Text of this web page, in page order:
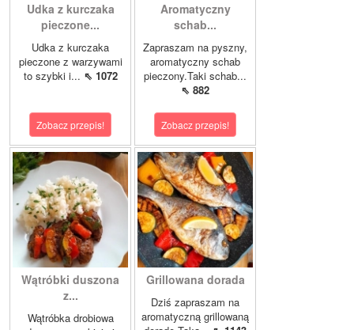
Udka z kurczaka
pieczone...
Udka z kurczaka
pieczone z warzywami
to szybki i... ⇖ 1072
Zobacz przepis!
Aromatyczny
schab...
Zapraszam na pyszny,
aromatyczny schab
pieczony.Taki schab...
⇖ 882
Zobacz przepis!
Wątróbki duszona
z...
Wątróbka drobiowa
Grillowana dorada
Dziś zapraszam na
aromatyczną grillowaną